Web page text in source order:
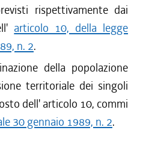
rispettivamente dai
articolo 10, della legge
n. 2.
della popolazione
territoriale dei singoli
dell' articolo 10, commi
30 gennaio 1989, n. 2.